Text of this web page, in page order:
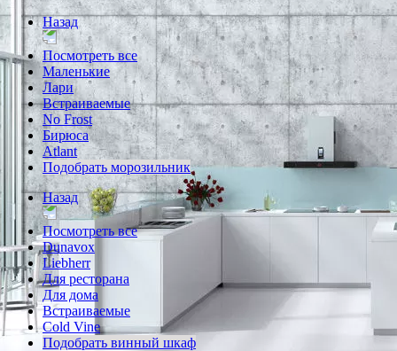
Назад
Посмотреть все
Маленькие
Лари
Встраиваемые
No Frost
Бирюса
Atlant
Подобрать морозильник
Назад
Посмотреть все
Dunavox
Liebherr
Для ресторана
Для дома
Встраиваемые
Cold Vine
Подобрать винный шкаф